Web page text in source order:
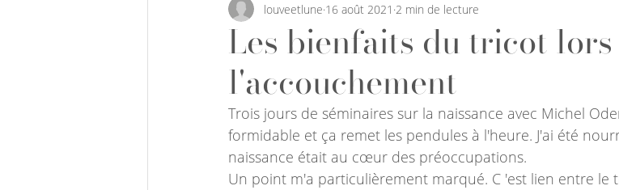
Art-thérapie
Les bienfaits du tricot
l'accouchement
louveetlune 16 août 2021 2 min de lecture
Trois jours de séminaires sur la naissance avec Michel
formidable et ça remet les pendules à l'heure. J'ai été
naissance était au cœur des préoccupations.
Un point m'a particulièrement marqué. C 'est lien entre le